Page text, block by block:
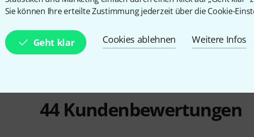
Sie können Ihre erteilte Zustimmung jederzeit über die Cookie-
Geht klar Cookies ablehnen Weitere Infos
21 € 55 €
44Kundenbewertungen